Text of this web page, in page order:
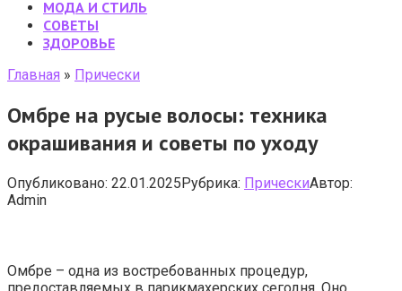
МОДА И СТИЛЬ
CОВЕТЫ
ЗДОРОВЬЕ
Главная » Прически
Омбре на русые волосы: техника
окрашивания и советы по уходу
Опубликовано: 22.01.2025Рубрика: ПрическиАвтор:
Admin
Омбре – одна из востребованных процедур,